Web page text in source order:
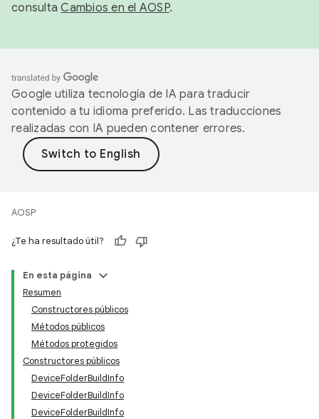
consultaCambios en el AOSP.
Google utiliza tecnología de IA para traducir
contenido a tu idioma preferido. Las traducciones
realizadas con IA pueden contener errores.
AOSP
¿Te ha resultado útil?
En esta página
Resumen
Constructores públicos
Métodos públicos
Métodos protegidos
Constructores públicos
DeviceFolderBuildInfo
DeviceFolderBuildInfo
DeviceFolderBuildInfo